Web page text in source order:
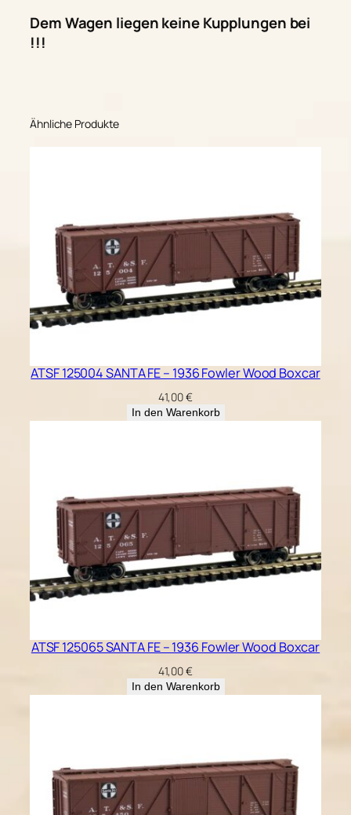
Dem Wagen liegen keine Kupplungen bei
!!!
Ähnliche Produkte
ATSF 125004 SANTA FE – 1936 Fowler Wood Boxcar
41,00€
In den Warenkorb
ATSF 125065 SANTA FE – 1936 Fowler Wood Boxcar
41,00€
In den Warenkorb